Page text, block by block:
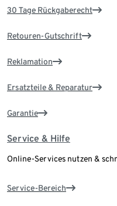
30 Tage Rückgaberecht
Retouren-Gutschrift
Reklamation
Ersatzteile & Reparatur
Garantie
Service & Hilfe
Online-Services nutzen &
Service-Bereich